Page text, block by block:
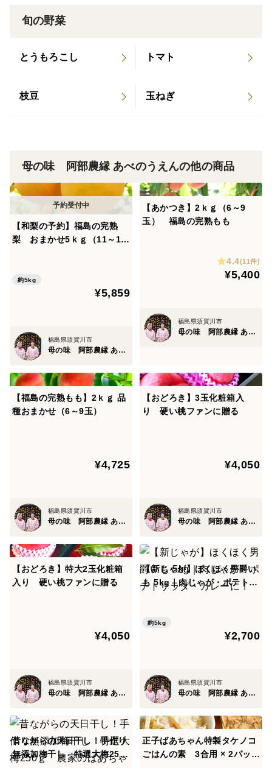
通常のねぎよりも工程が多く夏の暑い中、植え替えや草
が、それでも続けているのは先人たちの努力による伝統
培法だからこその美味しさ、甘み、香りをお届け出来れ
があり私たちの身体の酸化を防ぎ老化を遅らせたり、美
容にも良いとされています。
農薬は極力使用しせずに栽培しています。
加熱することにより、とろっとした甘みをお楽しみいた
シンプルにゴマ油やポン酢でおひたしに！
アルミホイルで包んで焼いて焼きねぎに！
土付きの状態でお送りいたしますので、
同梱する米袋に入れて立てての保存をおすすめしていま
す。
～メッセージ・のし承ります～
ご希望の方には筆文字メッセージを同封してお届け。熨
にお問い合わせください。
旬の野菜
とうもろこし トマト
枝豆 玉ねぎ
母の味 阿部農縁 あべのうえんの他の商品
【和梨の予約】福島の完熟
梨 おまかせ5ｋｇ（11～16
定】
約5kg
¥5,859
福島県須賀川市
母の味 阿部農縁 あべのうえん
【あかつき】2ｋｇ（6～9
玉） 福島の完熟もも
4.4(11件)
¥5,400
福島県須賀川市
母の味 阿部農縁 あべのうえん
【福島の完熟もも】2ｋｇ 品
種おまかせ（6～9玉）
¥4,725
福島県須賀川市
母の味 阿部農縁 あべのうえん
【おどろき】3玉化粧箱入
り 硬い桃ファンに贈る
¥4,050
福島県須賀川市
母の味 阿部農縁 あべのうえん
【おどろき】特大2玉化粧箱
入り 硬い桃ファンに贈る
¥4,050
福島県須賀川市
母の味 阿部農縁 あべのうえん
【新じゃが】ほくほく男爵い
も 5kg｜肉じゃが・ポテトサ
約5kg
¥2,700
福島県須賀川市
母の味 阿部農縁 あべのうえん
昔ながらの天日干し！手作り
無添加梅干し 特選大梅250
正子ばあちゃん特製タケノコ
ごはんの素 3合用 × 2パッ